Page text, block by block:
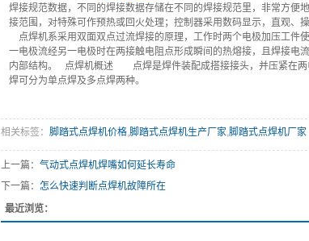
焊接规范数据，不同的焊接数据存储在不同的焊接规范里，非常方便
接范围，对特殊可作预热或回火处理；控制器采用数码显示，直观、
点焊机系采用双面双点过流焊接的原理，工作时两个电极加压工件
一电极流经另一电极时在两接触电阻点形成瞬间的热熔接，且焊接电
内部结构。 点焊机概述 点焊是焊件装配成搭接接头，并压紧在两
焊可分为单点焊及多点焊两种。
相关标签： 脚踏式点焊机价格,脚踏式点焊机生产厂家,脚踏式点焊机厂家
上一篇： 气动式点焊机焊嘴如何延长寿命
下一篇： 怎么快速判断点焊机故障所在
最近浏览：